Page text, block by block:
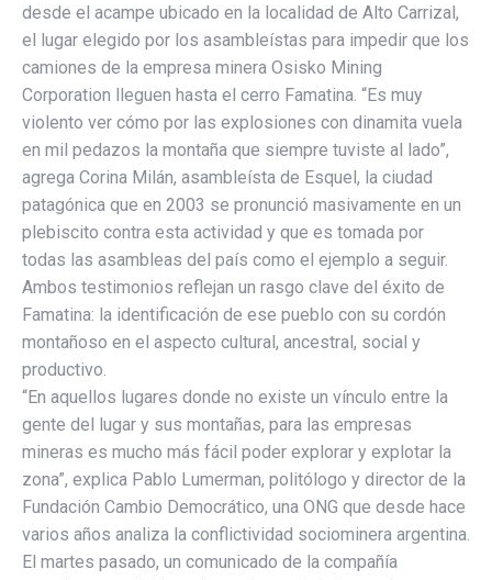
desde el acampe ubicado en la localidad de Alto Carrizal,
el lugar elegido por los asambleístas para impedir que los
camiones de la empresa minera Osisko Mining
Corporation lleguen hasta el cerro Famatina. “Es muy
violento ver cómo por las explosiones con dinamita vuela
en mil pedazos la montaña que siempre tuviste al lado”,
agrega Corina Milán, asambleísta de Esquel, la ciudad
patagónica que en 2003 se pronunció masivamente en un
plebiscito contra esta actividad y que es tomada por
todas las asambleas del país como el ejemplo a seguir.
Ambos testimonios reflejan un rasgo clave del éxito de
Famatina: la identificación de ese pueblo con su cordón
montañoso en el aspecto cultural, ancestral, social y
productivo.
“En aquellos lugares donde no existe un vínculo entre la
gente del lugar y sus montañas, para las empresas
mineras es mucho más fácil poder explorar y explotar la
zona”, explica Pablo Lumerman, politólogo y director de la
Fundación Cambio Democrático, una ONG que desde hace
varios años analiza la conflictividad sociominera argentina.
El martes pasado, un comunicado de la compañía